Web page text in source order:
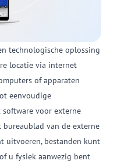
technologische oplossing
locatie via internet
of apparaten
eenvoudige
voor externe
van de externe
uitvoeren, bestanden kunt
u fysiek aanwezig bent